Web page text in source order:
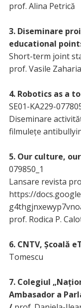
prof. Alina Petrică
3. Diseminare
educational
Short-term joint
prof. Vasile
4. Robotics as a
SE01-KA229-
Diseminare
filmulețe
5. Our culture,
079850_1
Lansare revista
https://
prof. Rodica P.
6. CNTV, Școală
Tomescu
7. Colegiul
Ambasador a